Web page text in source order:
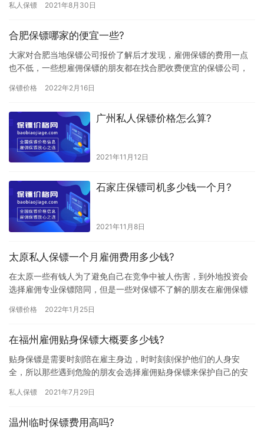
体…
私人保镖 2021年8月30日
合肥保镖哪家的便宜一些?
大家对合肥当地保镖公司报价了解后才发现，雇佣保镖的费用一点
也不低，一些想雇佣保镖的朋友都在找合肥收费便宜的保镖公司，
宜一些…
保镖价格 2022年2月16日
广州私人保镖价格怎么算?
2021年11月12日
石家庄保镖司机多少钱一个月?
2021年11月8日
太原私人保镖一个月雇佣费用多少钱?
在太原一些有钱人为了避免自己在竞争中被人伤害，到外地投资会
选择雇佣专业保镖陪同，但是一些对保镖不了解的朋友在雇佣保镖
私人…
保镖价格 2022年1月25日
在福州雇佣贴身保镖大概要多少钱?
贴身保镖是需要时刻陪在雇主身边，时时刻刻保护他们的人身安
全，所以那些遇到危险的朋友会选择雇佣贴身保镖来保护自己的安
要多少…
私人保镖 2021年7月29日
温州临时保镖费用高吗?